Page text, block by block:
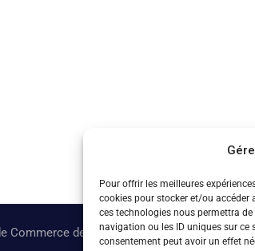
Pour offrir les meilleures
cookies pour stocker et/ou accéder
ces technologies nous permettra
navigation ou les ID uniques sur ce
consentement peut avoir un effet
Commerce de Lyon